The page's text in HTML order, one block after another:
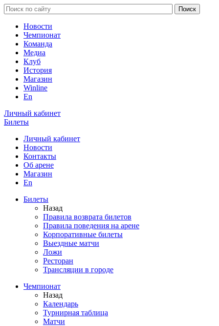
Новости
Чемпионат
Команда
Медиа
Клуб
История
Магазин
Winline
En
Личный кабинет
Билеты
Личный кабинет
Новости
Контакты
Об арене
Магазин
En
Билеты
Назад
Правила возврата билетов
Правила поведения на арене
Корпоративные билеты
Выездные матчи
Ложи
Ресторан
Трансляции в городе
Чемпионат
Назад
Календарь
Турнирная таблица
Матчи